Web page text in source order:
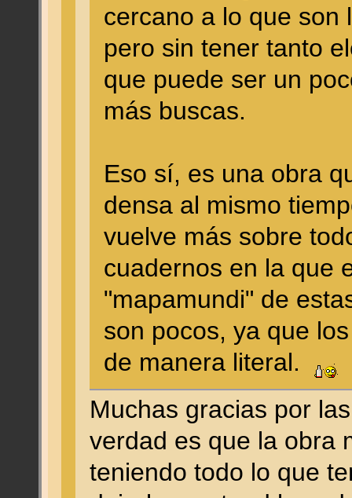
cercano a lo que son
pero sin tener tanto
que puede ser un
más buscas.
Eso sí, es una obra
densa al mismo
vuelve más sobre
cuadernos en la que
"mapamundi" de
son pocos, ya que
de manera literal.
Muchas gracias por
verdad es que la obra
teniendo todo lo que